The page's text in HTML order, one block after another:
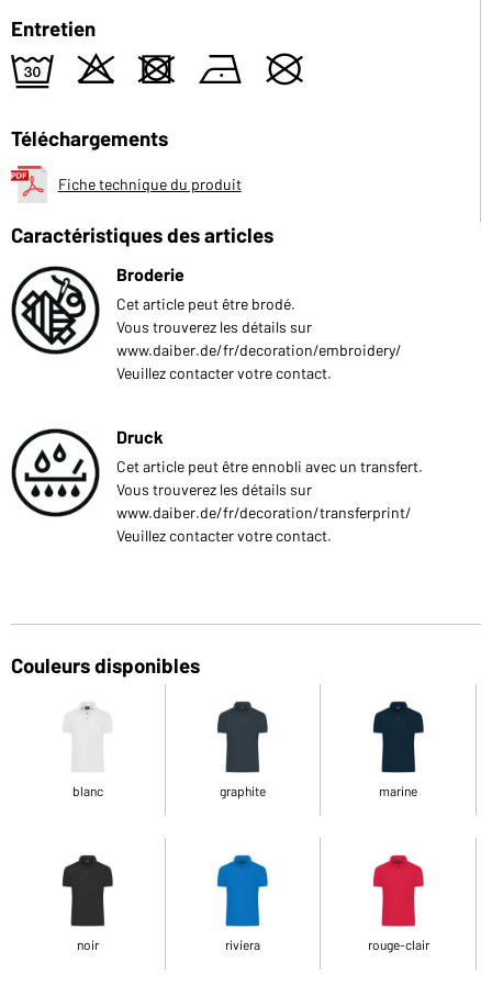
Entretien
e o d n U
Téléchargements
Fiche technique du produit
Caractéristiques des articles
Broderie
Cet article peut être brodé.
Vous trouverez les détails sur
www.daiber.de/fr/decoration/embroidery/
Veuillez contacter votre contact.
Druck
Cet article peut être ennobli avec un transfert.
Vous trouverez les détails sur
www.daiber.de/fr/decoration/transferprint/
Veuillez contacter votre contact.
Couleurs disponibles
blanc graphite marine
noir riviera rouge-clair